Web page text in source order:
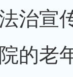
治宣
的老